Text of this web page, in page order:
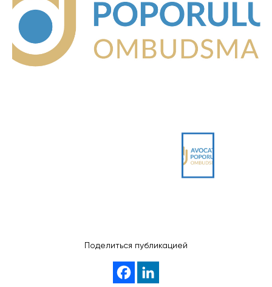
Поделиться публикацией